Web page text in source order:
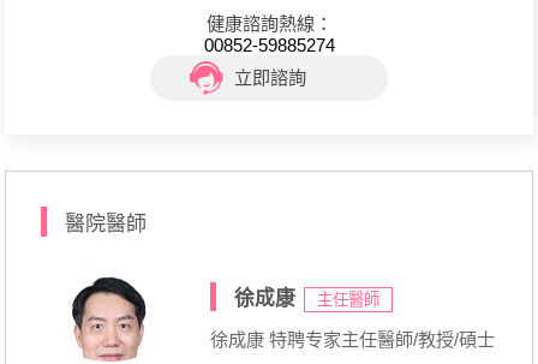
健康諮詢熱線：
00852-59885274
立即諮詢
醫院醫師
徐成康 主任醫師
徐成康 特聘专家主任醫師/教授/碩士